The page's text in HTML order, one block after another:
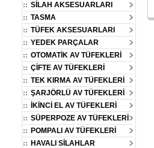
SİLAH AKSESUARLARI
TASMA
TÜFEK AKSESUARLARI
YEDEK PARÇALAR
OTOMATİK AV TÜFEKLERİ
ÇİFTE AV TÜFEKLERİ
TEK KIRMA AV TÜFEKLERİ
ŞARJÖRLÜ AV TÜFEKLERİ
İKİNCİ EL AV TÜFEKLERİ
SÜPERPOZE AV TÜFEKLERİ
POMPALI AV TÜFEKLERİ
HAVALI SİLAHLAR